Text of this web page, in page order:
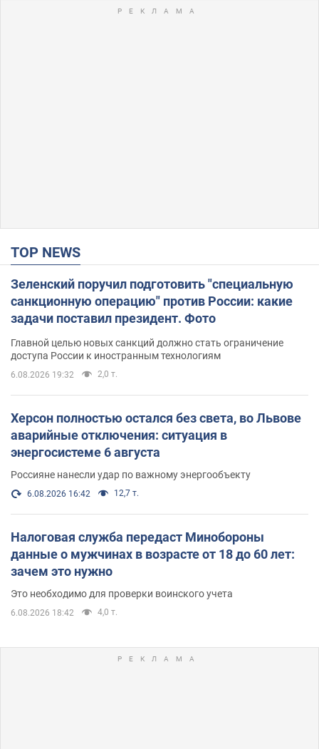
TOP NEWS
Зеленский поручил подготовить "специальную
санкционную операцию" против России: какие
задачи поставил президент. Фото
Главной целью новых санкций должно стать ограничение
доступа России к иностранным технологиям
6.08.2026 19:32 2,0 т.
Херсон полностью остался без света, во Львове
аварийные отключения: ситуация в
энергосистеме 6 августа
Россияне нанесли удар по важному энергообъекту
6.08.2026 16:42 12,7 т.
Налоговая служба передаст Минобороны
данные о мужчинах в возрасте от 18 до 60 лет:
зачем это нужно
Это необходимо для проверки воинского учета
6.08.2026 18:42 4,0 т.